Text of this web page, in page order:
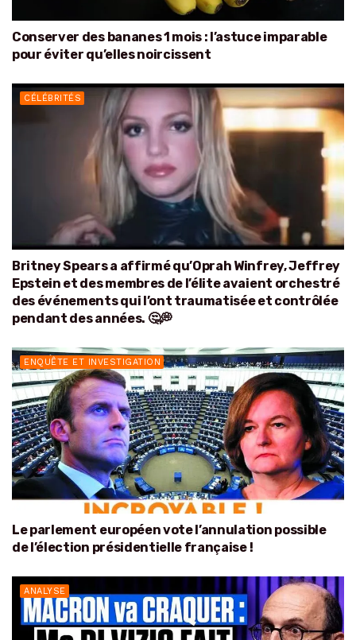
Conserver des bananes 1 mois : l’astuce imparable
pour éviter qu’elles noircissent
CÉLÉBRITÉS
Britney Spears a affirmé qu’Oprah Winfrey, Jeffrey
Epstein et des membres de l’élite avaient orchestré
des événements qui l’ont traumatisée et contrôlée
pendant des années. 🤔💭
ENQUÊTE ET INVESTIGATION
Le parlement européen vote l’annulation possible
de l’élection présidentielle française !
ANALYSE